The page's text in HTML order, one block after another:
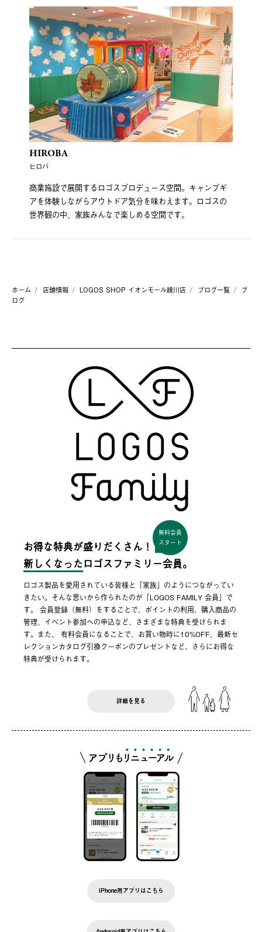
HIROBA
ヒロバ
商業施設で展開するロゴスプロデュース空間。キャンプギ
アを体験しながらアウトドア気分を味わえます。ロゴスの
世界観の中、家族みんなで楽しめる空間です。
ホーム 店舗情報 LOGOS SHOP イオンモール綾川店 ブログ一覧
ブ
ログ
お得な特典が盛りだくさん！
無料会員
スタート
新しくなった ロゴスファミリー会員。
ロゴス製品を愛用されている皆様と「家族」のようにつながってい
きたい。そんな思いから作られたのが「LOGOS FAMILY 会員」で
す。 会員登録（無料）をすることで、ポイントの利用、購入商品の
管理、イベント参加への申込など、さまざまな特典を受けられま
す。また、 有料会員になることで、お買い物時に10%OFF、最新セ
レクションカタログ引換クーポンのプレゼントなど、さらにお得な
特典が受けられます。
詳細を見る
iPhone用アプリはこちら